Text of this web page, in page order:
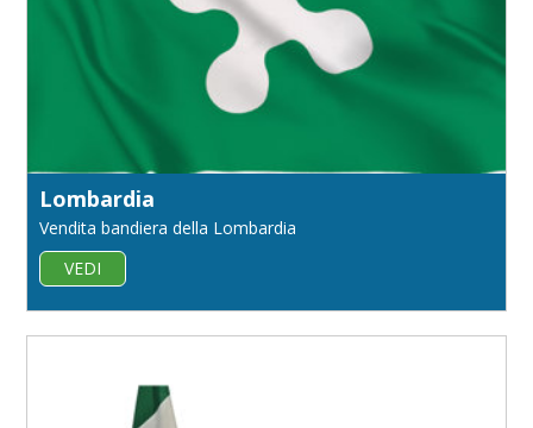
Lombardia
Vendita bandiera della Lombardia
VEDI